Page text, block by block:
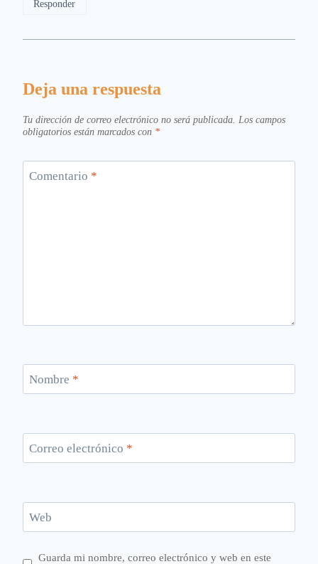
Responder
Deja una respuesta
Tu dirección de correo electrónico no será publicada. Los campos
obligatorios están marcados con *
Comentario *
Nombre *
Correo electrónico *
Web
Guarda mi nombre, correo electrónico y web en este